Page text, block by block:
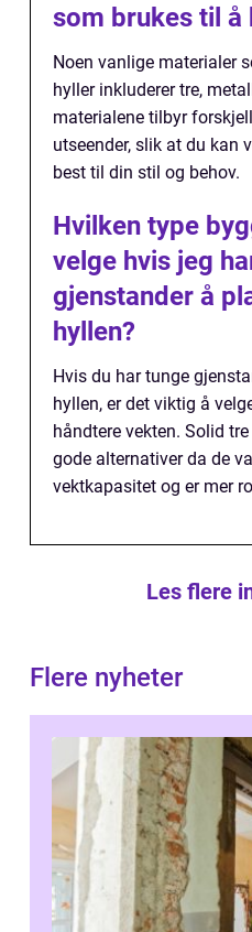
som brukes til å
Noen vanlige materialer
hyller inkluderer tre,
materialene tilbyr
utseender, slik at du kan
best til din stil og behov.
Hvilken type
velge hvis jeg
gjenstander å
hyllen?
Hvis du har tunge
hyllen, er det viktig å
håndtere vekten. Solid
gode alternativer da de
vektkapasitet og er mer
Les flere
Flere nyheter